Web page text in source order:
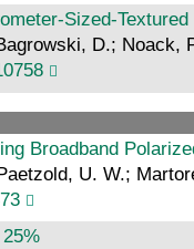
D.; Noack,
Broadband
U. W.;